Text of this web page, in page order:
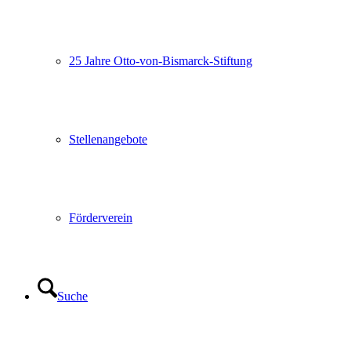
25 Jahre Otto-von-Bismarck-Stiftung
Stellenangebote
Förderverein
Suche